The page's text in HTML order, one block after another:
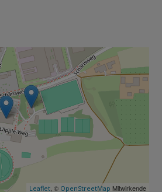
Leaflet , © OpenStreetMap Mitwirkende